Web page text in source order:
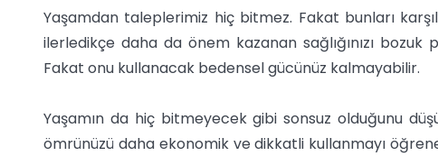
Yaşamdan taleplerimiz hiç bitmez. Fakat bunları
ilerledikçe daha da önem kazanan sağlığınızı
Fakat onu kullanacak bedensel gücünüz kalmayabilir.
Yaşamın da hiç bitmeyecek gibi sonsuz olduğunu
ömrünüzü daha ekonomik ve dikkatli kullanmayı